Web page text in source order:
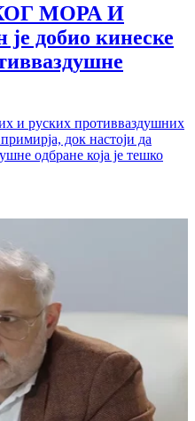
МОРА И
добио кинеске
и руских противваздушних
док настоји да
одбране која је тешко